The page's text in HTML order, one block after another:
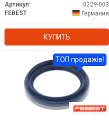
Артикул:
0229-003
FEBEST
Германия
КУПИТЬ
ТОП продажів!